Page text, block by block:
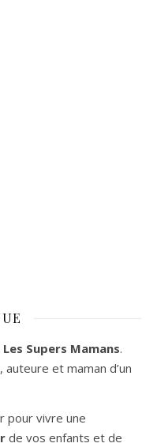
Les Supers Mamans.
et maman d’un
pour vivre une
de vos enfants et de